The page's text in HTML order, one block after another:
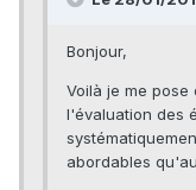
Bonjour,
Voilà je me
l'évaluation des
abordables